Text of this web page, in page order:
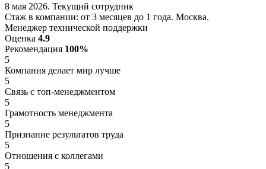
8 мая 2026. Текущий сотрудник
Стаж в компании: от 3 месяцев до 1 года. Москва.
Менеджер технической поддержки
Оценка 4.9
Рекомендация 100%
5
Компания делает мир лучше
5
Связь с топ-менеджментом
5
Грамотность менеджмента
5
Признание результатов труда
5
Отношения с коллегами
5